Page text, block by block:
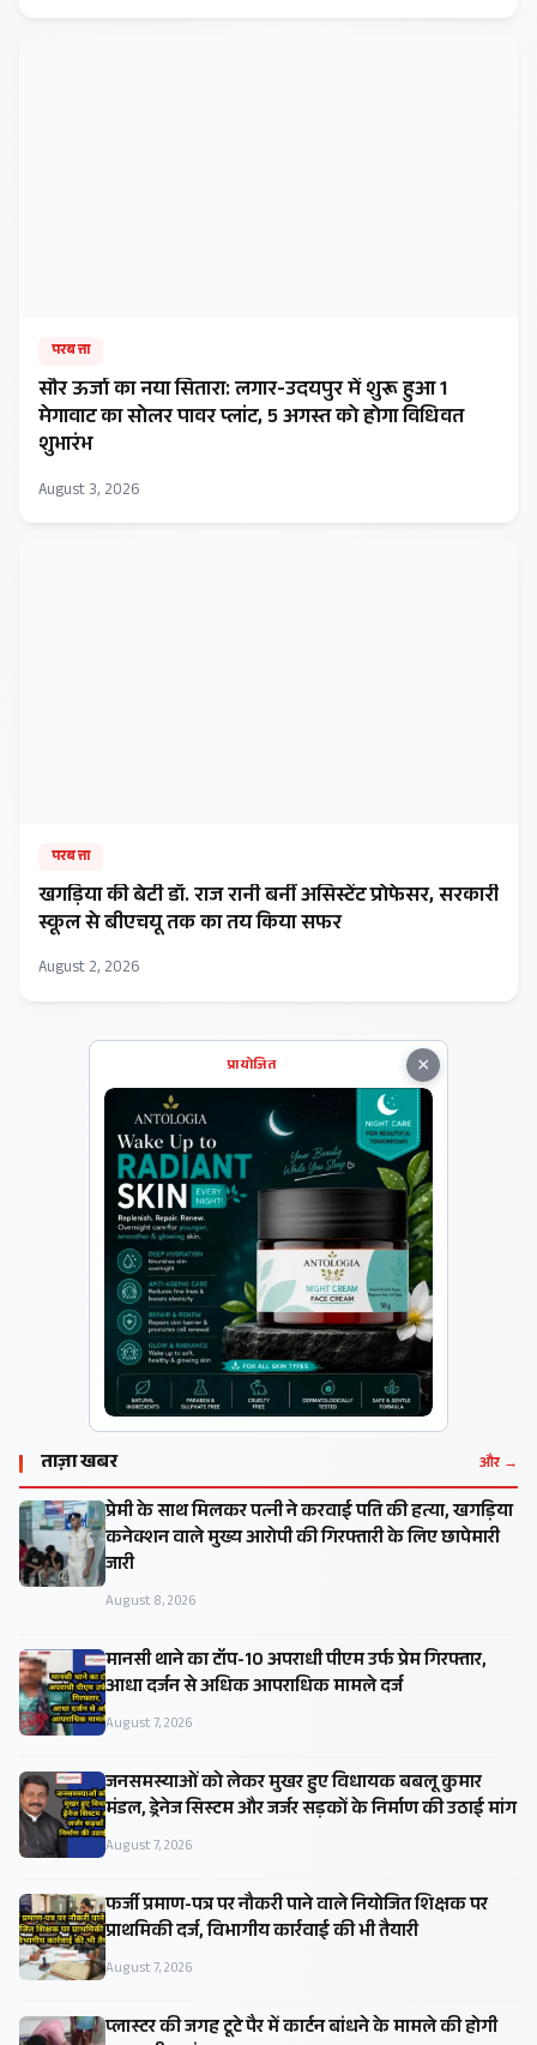
परबत्ता
सौर ऊर्जा का नया सितारा: लगार-उदयपुर में शुरू हुआ 1
मेगावाट का सोलर पावर प्लांट, 5 अगस्त को होगा विधिवत
शुभारंभ
August 3, 2026
परबत्ता
खगड़िया की बेटी डॉ. राज रानी बनीं असिस्टेंट प्रोफेसर, सरकारी
स्कूल से बीएचयू तक का तय किया सफर
August 2, 2026
×
प्रायोजित
ताज़ा खबर और →
प्रेमी के साथ मिलकर पत्नी ने करवाई पति की हत्या, खगड़िया
कनेक्शन वाले मुख्य आरोपी की गिरफ्तारी के लिए छापेमारी
जारी
August 8, 2026
मानसी थाने का टॉप-10 अपराधी पीएम उर्फ प्रेम गिरफ्तार,
आधा दर्जन से अधिक आपराधिक मामले दर्ज
August 7, 2026
जनसमस्याओं को लेकर मुखर हुए विधायक बबलू कुमार
मंडल, ड्रेनेज सिस्टम और जर्जर सड़कों के निर्माण की उठाई मांग
August 7, 2026
फर्जी प्रमाण-पत्र पर नौकरी पाने वाले नियोजित शिक्षक पर
प्राथमिकी दर्ज, विभागीय कार्रवाई की भी तैयारी
August 7, 2026
प्लास्टर की जगह टूटे पैर में कार्टन बांधने के मामले की होगी